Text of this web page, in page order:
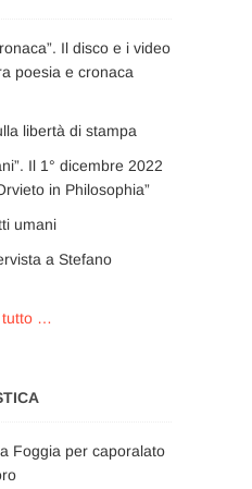
Il disco e i video
poesia e cronaca
libertà di stampa
Il 1° dicembre 2022
in Philosophia”
umani
a Stefano
tutto …
Foggia per caporalato